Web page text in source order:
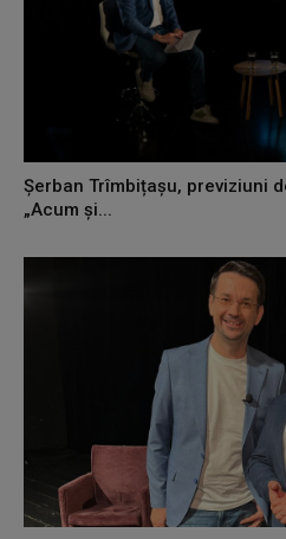
Șerban Trîmbițașu, previziuni
„Acum și...